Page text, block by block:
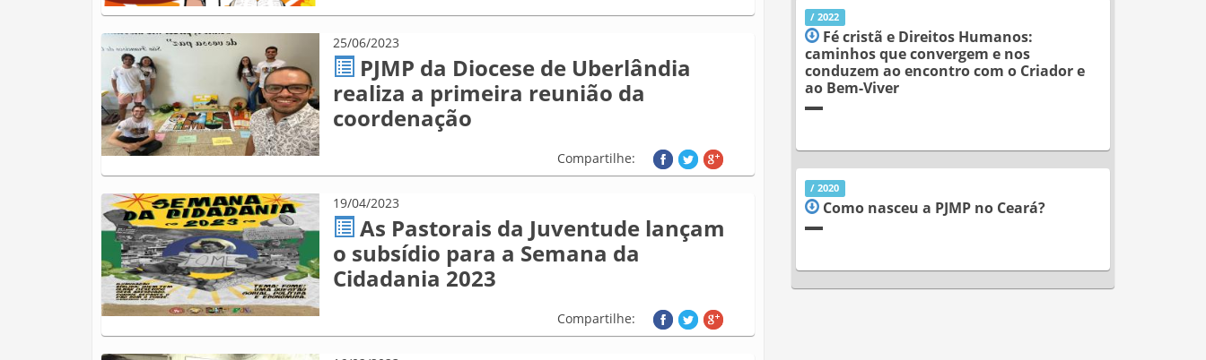
25/06/2023
PJMP da Diocese de Uberlândia
realiza a primeira reunião da
coordenação
Compartilhe:
19/04/2023
As Pastorais da Juventude lançam
o subsídio para a Semana da
Cidadania 2023
Compartilhe:
/ 2022
Fé cristã e Direitos Humanos:
caminhos que convergem e nos
conduzem ao encontro com o Criador e
ao Bem-Viver
/ 2020
Como nasceu a PJMP no Ceará?